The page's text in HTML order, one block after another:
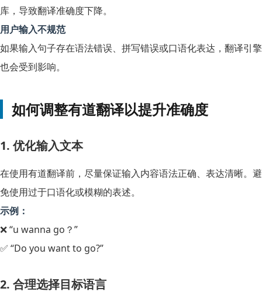
库，导致翻译准确度下降。
用户输入不规范
如果输入句子存在语法错误、拼写错误或口语化表达，翻译引擎
也会受到影响。
如何调整有道翻译以提升准确度
1. 优化输入文本
在使用有道翻译前，尽量保证输入内容语法正确、表达清晰。避
免使用过于口语化或模糊的表述。
示例：
❌ “u wanna go？”
✅ “Do you want to go?”
2. 合理选择目标语言